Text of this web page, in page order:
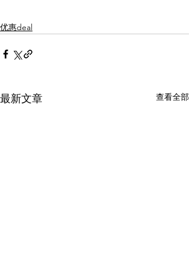
优惠deal
最新文章 查看全部